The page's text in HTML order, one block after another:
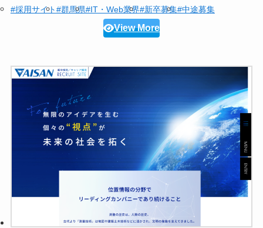
#採用サイト#群馬県#IT・Web業界#新卒募集#中途募集
View More